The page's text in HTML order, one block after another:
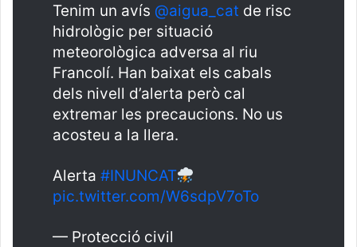
Tenim un avís @aigua_cat de risc
hidrològic per situació
meteorològica adversa al riu
Francolí. Han baixat els cabals
dels nivell d’alerta però cal
extremar les precaucions. No us
acosteu a la llera.
Alerta #INUNCAT
pic.twitter.com/W6sdpV7oTo
— Protecció civil